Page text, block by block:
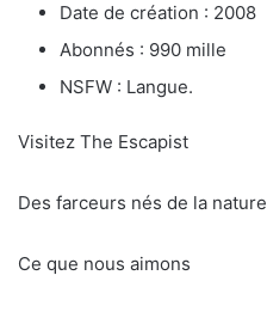
Date de création : 2008
Abonnés : 990 mille
NSFW : Langue.
Visitez The Escapist
Des farceurs nés de la nature
Ce que nous aimons